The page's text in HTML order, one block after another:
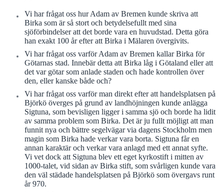
Vi har frågat oss hur Adam av Bremen kunde skriva att
Birka som är så stort och betydelsefullt med sina
sjöförbindelser att det borde vara en huvudstad. Detta göra
han exakt 100 år efter att Birka i Mälaren övergivits.
Vi har frågat oss varför Adam av Bremen kallar Birka för
Götarnas stad. Innebär detta att Birka låg i Götaland eller att
det var götar som anlade staden och hade kontrollen över
den, eller kanske både och?
Vi har frågat oss varför man direkt efter att handelsplatsen på
Björkö överges på grund av landhöjningen kunde anlägga
Sigtuna, som bevisligen ligger i samma sjö och borde ha lidit
av samma problem som Birka. Det är ju fullt möjligt att man
funnit nya och bättre segelvägar via dagens Stockholm men
magin som Birka hade verkar vara borta. Sigtuna får en
annan karaktär och verkar vara anlagd med ett annat syfte.
Vi vet dock att Sigtuna blev ett eget kyrkostift i mitten av
1000-talet, vid sidan av Birka stift, som svårligen kunde vara
den väl städade handelsplatsen på Björkö som övergavs runt
år 970.